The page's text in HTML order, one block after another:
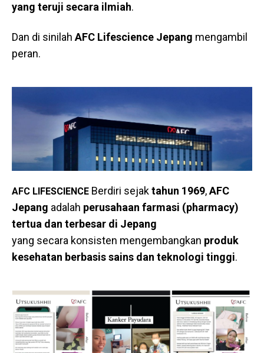
yang teruji secara ilmiah.
Dan di sinilah AFC Lifescience Jepang mengambil
peran.
AFC LIFESCIENCE Berdiri sejaktahun 1969,AFC
Jepang adalah perusahaan farmasi (pharmacy)
tertua dan terbesar di Jepang
yang secara konsisten mengembangkan produk
kesehatan berbasis sains dan teknologi tinggi.